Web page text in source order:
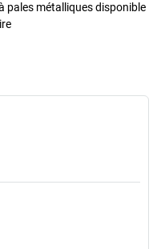
pales métalliques disponible